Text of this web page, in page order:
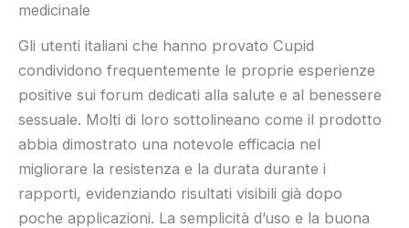
medicinale
Gli utenti italiani che hanno provato Cupid
condividono frequentemente le proprie esperienze
positive sui forum dedicati alla salute e al benessere
sessuale. Molti di loro sottolineano come il prodotto
abbia dimostrato una notevole efficacia nel
migliorare la resistenza e la durata durante i
rapporti, evidenziando risultati visibili già dopo
poche applicazioni. La semplicità d’uso e la buona